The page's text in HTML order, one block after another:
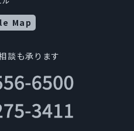
Map
談も承ります